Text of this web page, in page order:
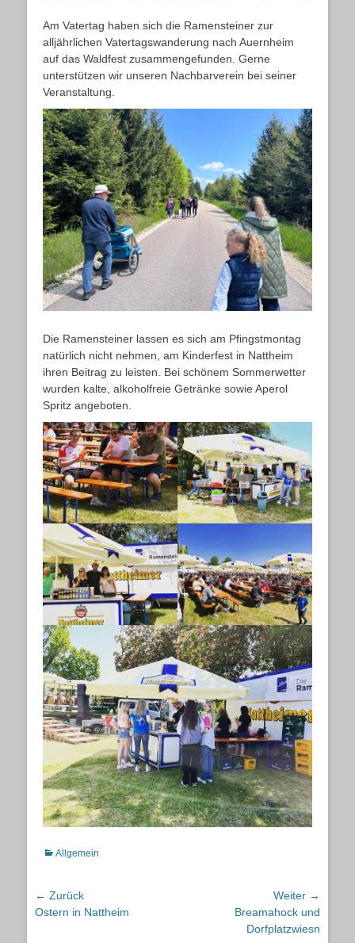
Am Vatertag haben sich die Ramensteiner zur
alljährlichen Vatertagswanderung nach Auernheim
auf das Waldfest zusammengefunden. Gerne
unterstützen wir unseren Nachbarverein bei seiner
Veranstaltung.
Die Ramensteiner lassen es sich am Pfingstmontag
natürlich nicht nehmen, am Kinderfest in Nattheim
ihren Beitrag zu leisten. Bei schönem Sommerwetter
wurden kalte, alkoholfreie Getränke sowie Aperol
Spritz angeboten.
Kategorien
Allgemein
Beitragsnavigation
← Zurück
Vorheriger
Ostern in Nattheim
Weiter →
Breamahock und
Dorfplatzwiesn